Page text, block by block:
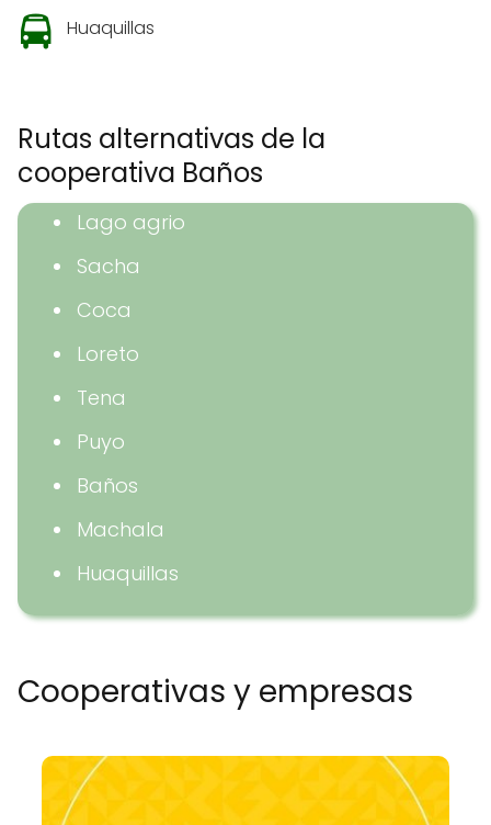
Huaquillas
Rutas alternativas de la
cooperativa Baños
Lago agrio
Sacha
Coca
Loreto
Tena
Puyo
Baños
Machala
Huaquillas
Cooperativas y empresas